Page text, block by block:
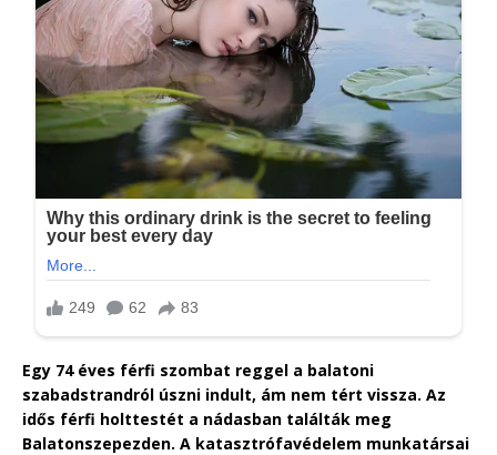
Egy 74 éves férfi szombat reggel a balatoni
szabadstrandról úszni indult, ám nem tért vissza. Az
idős férfi holttestét a nádasban találták meg
Balatonszepezden. A katasztrófavédelem munkatársai